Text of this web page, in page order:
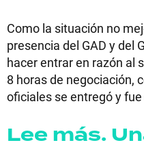
Como la situación no
presencia del GAD y del
hacer entrar en razón al
8 horas de negociación,
oficiales se entregó y
Lee más.